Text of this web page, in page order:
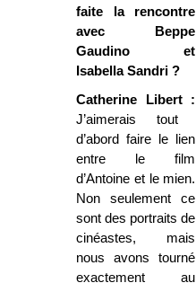
faite la rencontre
avec Beppe
Gaudino et
Isabella Sandri ?
Catherine Libert :
J’aimerais tout
d’abord faire le lien
entre le film
d’Antoine et le mien.
Non seulement ce
sont des portraits de
cinéastes, mais
nous avons tourné
exactement au